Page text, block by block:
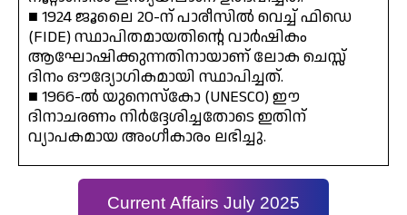
■ 1924 ജൂലൈ 20-ന് പാരീസിൽ വെച്ച് ഫിഡെ
(FIDE) സ്ഥാപിതമായതിൻ്റെ വാർഷികം
ആഘോഷിക്കുന്നതിനായാണ് ലോക ചെസ്സ്
ദിനം ഔദ്യോഗികമായി സ്ഥാപിച്ചത്.
■ 1966-ൽ യുനെസ്കോ (UNESCO) ഈ
ദിനാചരണം നിർദ്ദേശിച്ചതോടെ ഇതിന്
വ്യാപകമായ അംഗീകാരം ലഭിച്ചു.
Current Affairs July 2025